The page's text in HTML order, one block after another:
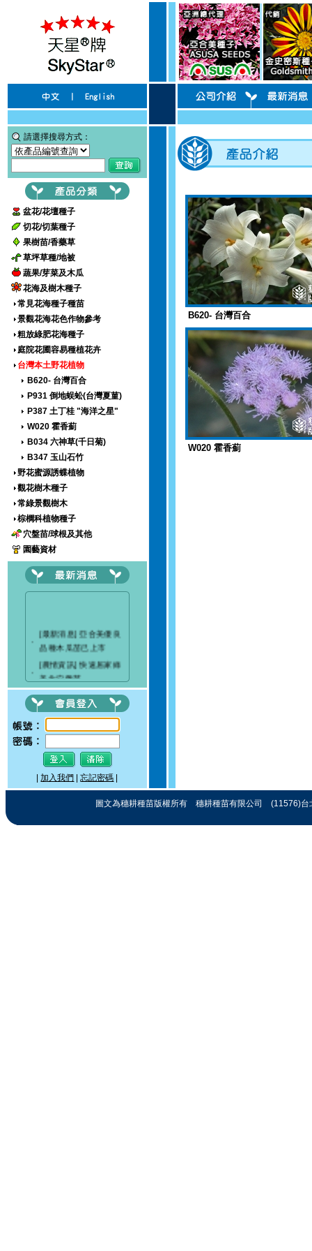
請選擇搜尋方式：
盆花/花壇種子
切花/切葉種子
果樹苗/香藥草
草坪草種/地被
蔬果/芽菜及木瓜
花海及樹木種子
常見花海種子種苗
景觀花海花色作物參考
粗放綠肥花海種子
庭院花圃容易種植花卉
台灣本土野花植物
B620- 台灣百合
P931 倒地蜈蚣(台灣夏菫)
P387 土丁桂 "海洋之星"
W020 霍香薊
B034 六神草(千日菊)
B347 玉山石竹
野花蜜源誘蝶植物
觀花樹木種子
常綠景觀樹木
棕櫚科植物種子
穴盤苗/球根及其他
園藝資材
[最新消息] 亞合美優良
品種木瓜苗已上市
[農情資訊] 快速居家綠
美化穴盤苗
‧
[最新消息] 穗耕種苗成
立粉絲專頁
[最新消息]驚艷關渡-花
現新大地-2017 關渡花
海節
|加入我們 |忘記密碼
B620- 台灣百合
W020 霍香薊
圖文為穗耕種苗版權所有 穗耕種苗有限公司 (11576)